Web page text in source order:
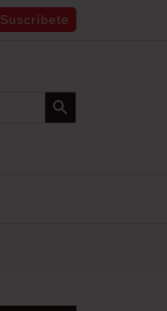
Suscríbete
Search Button